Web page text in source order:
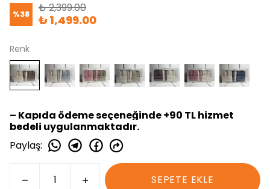
%38 ₺ 2,399.00
₺ 1,499.00
Renk
– Kapıda ödeme seçeneğinde +90 TL hizmet
bedeli uygulanmaktadır.
Paylaş:
SEPETE EKLE